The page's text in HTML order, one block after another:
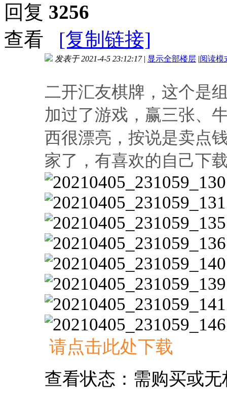
回复 3256
查看
[复制链接]
发表于 2021-4-5 23:12:17 | 显示全部楼层 |阅读模
二开汇友棋牌，这个是
加过了游戏，赢三张、
西很漂亮，按说是卖点
家了，有喜欢的自己下
请点击此处下载
查看状态：需购买或无